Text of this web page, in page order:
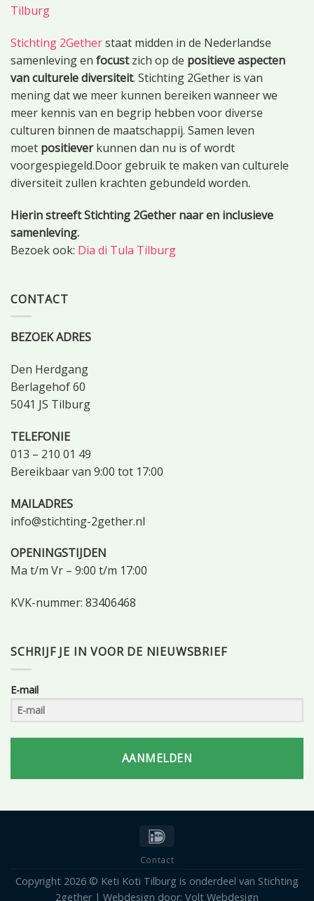
Tilburg
Stichting 2Getherstaat midden in de Nederlandse
samenleving en focustzich op de positieve aspecten
van culturele diversiteit. Stichting 2Gether is van
mening dat we meer kunnen bereiken wanneer we
meer kennis van en begrip hebben voor diverse
culturen binnen de maatschappij. Samen leven
moet positieverkunnen dan nu is of wordt
voorgespiegeld.Door gebruik te maken van culturele
diversiteit zullen krachten gebundeld worden.
Hierin streeft Stichting 2Gether naar en inclusieve
samenleving.
Bezoek ook: Dia di Tula Tilburg
CONTACT
BEZOEK ADRES
Den Herdgang
Berlagehof 60
5041 JS Tilburg
TELEFONIE
013 – 210 01 49
Bereikbaar van 9:00 tot 17:00
MAILADRES
info@stichting-2gether.nl
OPENINGSTIJDEN
Ma t/m Vr – 9:00 t/m 17:00
KVK-nummer: 83406468
SCHRIJF JE IN VOOR DE NIEUWSBRIEF
E-mail
AANMELDEN
Contact
Copyright 2026 © Keti Koti Tilburg is onderdeel van Stichting
2gether | Webdesign door: Volt Webdesign